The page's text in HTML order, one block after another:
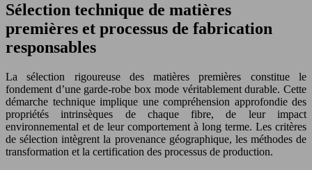
Sélection technique de matières
premières et processus de fabrication
responsables
La sélection rigoureuse des matières premières constitue le
fondement d’une garde-robe box mode véritablement durable. Cette
démarche technique implique une compréhension approfondie des
propriétés intrinsèques de chaque fibre, de leur impact
environnemental et de leur comportement à long terme. Les critères
de sélection intègrent la provenance géographique, les méthodes de
transformation et la certification des processus de production.